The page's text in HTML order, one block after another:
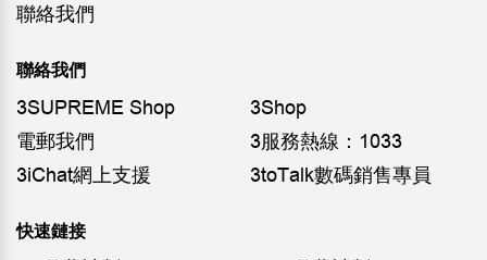
聯絡我們
聯絡我們
3SUPREME Shop
3Shop
電郵我們
3服務熱線：1033
3iChat網上支援
3toTalk數碼銷售專員
快速鏈接